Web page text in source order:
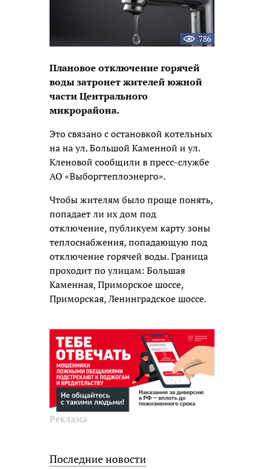
786
Плановое отключение горячей
воды затронет жителей южной
части Центрального
микрорайона.
Это связано с остановкой котельных
на на ул. Большой Каменной и ул.
Кленовой сообщили в пресс-службе
АО «Выборгтеплоэнерго».
Чтобы жителям было проще понять,
попадает ли их дом под
отключение, публикуем карту зоны
теплоснабжения, попадающую под
отключение горячей воды. Граница
проходит по улицам: Большая
Каменная, Приморское шоссе,
Приморская, Ленинградское шоссе.
Реклама
Последние новости